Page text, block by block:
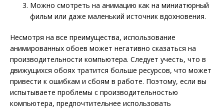
Можно смотреть на анимацию как на миниатюрный
фильм или даже маленький источник вдохновения.
Несмотря на все преимущества, использование
анимированных обоев может негативно сказаться на
производительности компьютера. Следует учесть, что в
движущихся обоях тратится больше ресурсов, что может
привести к ошибкам и сбоям в работе. Поэтому, если вы
испытываете проблемы с производительностью
компьютера, предпочтительнее использовать